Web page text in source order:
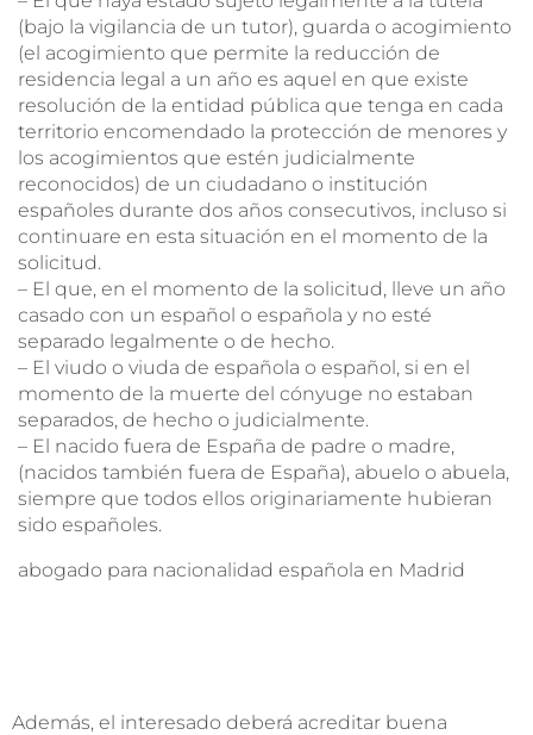
(bajo la vigilancia de un tutor), guarda o acogimiento
(el acogimiento que permite la reducción de
residencia legal a un año es aquel en que existe
resolución de la entidad pública que tenga en cada
territorio encomendado la protección de menores y
los acogimientos que estén judicialmente
reconocidos) de un ciudadano o institución
españoles durante dos años consecutivos, incluso si
continuare en esta situación en el momento de la
solicitud.
– El que, en el momento de la solicitud, lleve un año
casado con un español o española y no esté
separado legalmente o de hecho.
– El viudo o viuda de española o español, si en el
momento de la muerte del cónyuge no estaban
separados, de hecho o judicialmente.
– El nacido fuera de España de padre o madre,
(nacidos también fuera de España), abuelo o abuela,
siempre que todos ellos originariamente hubieran
sido españoles.
abogado para nacionalidad española en Madrid
Además, el interesado deberá acreditar buena